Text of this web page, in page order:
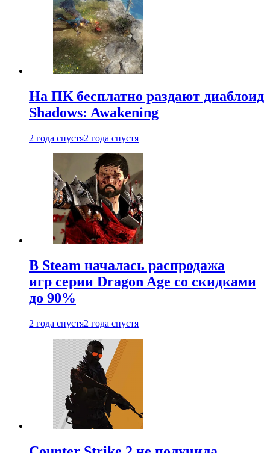
На ПК бесплатно раздают диаблоид
Shadows: Awakening
2 года спустя2 года спустя
В Steam началась распродажа
игр серии Dragon Age со скидками
до 90%
2 года спустя2 года спустя